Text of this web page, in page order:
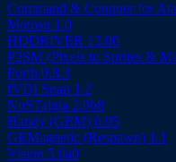
Command & Conquer for
Motosu 1.0
HDDRIVER 13.00
P2SM (Pixels to Sprites &
Forth 0.8.3
fVDI Snap 1.2
NoSTalgia 2.0b8
Handy (GEM) 0.95
GEMagnetic (Respawn) 1.1
Vision 5.0a0